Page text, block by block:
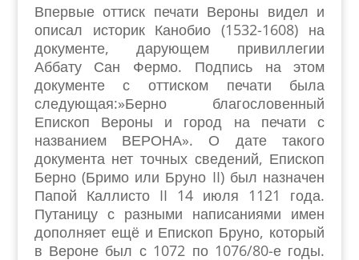
Впервые оттиск печати Вероны видел и
описал историк Канобио (1532-1608) на
документе, дарующем привиллегии
Аббату Сан Фермо. Подпись на этом
документе с оттиском печати была
следующая:»Берно благословенный
Епископ Вероны и город на печати с
названием ВЕРОНА». О дате такого
документа нет точных сведений, Епископ
Берно (Бримо или Бруно II) был назначен
Папой Каллисто II 14 июля 1121 года.
Путаницу с разными написаниями имен
дополняет ещё и Епископ Бруно, который
в Вероне был с 1072 по 1076/80-е годы.